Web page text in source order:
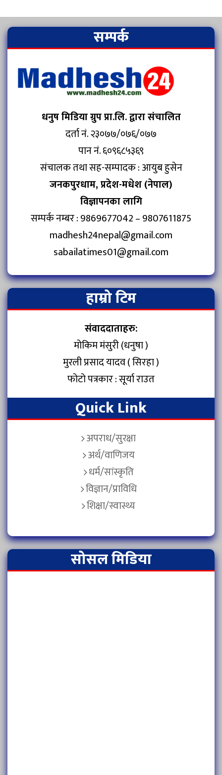
सम्पर्क
धनुष मिडिया ग्रुप प्रा.लि. द्वारा संचालित
दर्ता नं. २३०७७/०७६/०७७
पान नं. ६०९६८५३६९
संचालक तथा सह-सम्पादक : आयुब हुसेन
जनकपुरधाम, प्रदेश-मधेश (नेपाल)
विज्ञापनका लागि
सम्पर्क नम्बर : 9869677042 – 9807611875
madhesh24nepal@gmail.com
sabailatimes01@gmail.com
हाम्रो टिम
संवाददाताहरु:
मोकिम मंसुरी (धनुषा )
मुरली प्रसाद यादव ( सिरहा )
फोटो पत्रकार : सूर्या राउत
Quick Link
अपराध/सुरक्षा
अर्थ/वाणिजय
धर्म/सांस्कृति
विज्ञान/प्राविधि
शिक्षा/स्वास्थ्य
सोसल मिडिया